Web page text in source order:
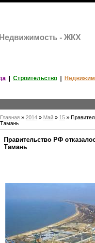
- ЖКХ
Строительство
Главная » 2014 » Май » 15 »
Тамань
Правительство РФ
Тамань